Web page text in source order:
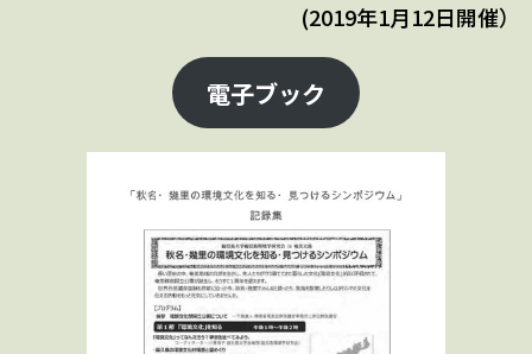
(2019年1月12日開催）
電子ブック